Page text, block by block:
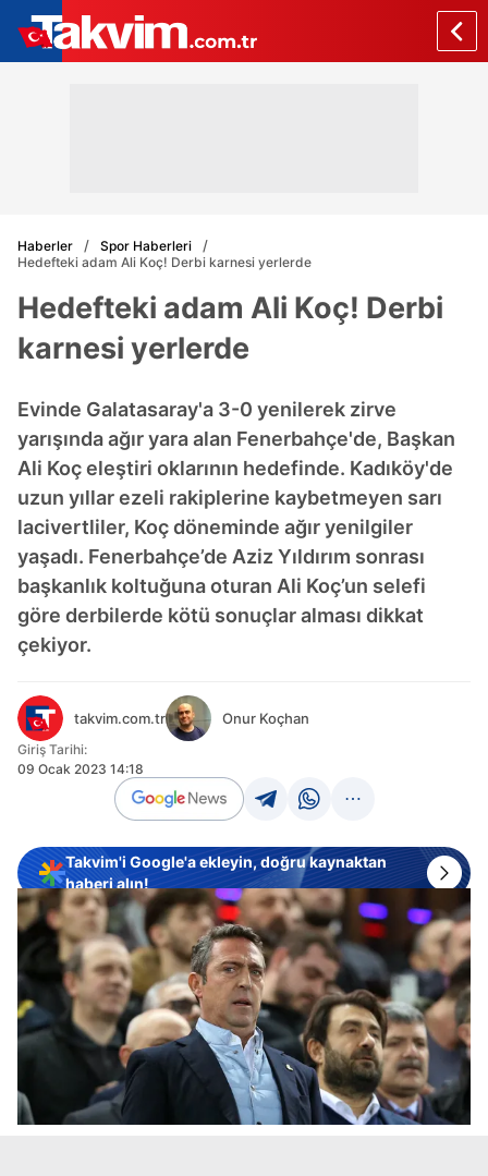
Haberler
Spor Haberleri
Hedefteki adam Ali Koç! Derbi karnesi yerlerde
Hedefteki adam Ali Koç! Derbi
karnesi yerlerde
Evinde Galatasaray'a 3-0 yenilerek zirve
yarışında ağır yara alan Fenerbahçe'de, Başkan
Ali Koç eleştiri oklarının hedefinde. Kadıköy'de
uzun yıllar ezeli rakiplerine kaybetmeyen sarı
lacivertliler, Koç döneminde ağır yenilgiler
yaşadı. Fenerbahçe’de Aziz Yıldırım sonrası
başkanlık koltuğuna oturan Ali Koç’un selefi
göre derbilerde kötü sonuçlar alması dikkat
çekiyor.
takvim.com.tr Onur Koçhan
Giriş Tarihi:
09 Ocak 2023 14:18
Takvim'i Google'a ekleyin, doğru kaynaktan
haberi alın!